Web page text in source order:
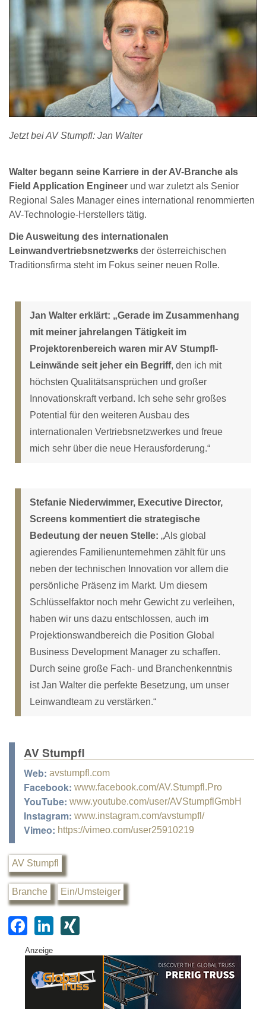
Jetzt bei AV Stumpfl: Jan Walter
Walter begann seine Karriere in der AV-Branche als
Field Application Engineer und war zuletzt als Senior
Regional Sales Manager eines international renommierten
AV-Technologie-Herstellers tätig.
Die Ausweitung des internationalen
Leinwandvertriebsnetzwerks der österreichischen
Traditionsfirma steht im Fokus seiner neuen Rolle.
Jan Walter erklärt: „Gerade im Zusammenhang
mit meiner jahrelangen Tätigkeit im
Projektorenbereich waren mir AV Stumpfl-
Leinwände seit jeher ein Begriff, den ich mit
höchsten Qualitätsansprüchen und großer
Innovationskraft verband. Ich sehe sehr großes
Potential für den weiteren Ausbau des
internationalen Vertriebsnetzwerkes und freue
mich sehr über die neue Herausforderung.“
Stefanie Niederwimmer, Executive Director,
Screens kommentiert die strategische
Bedeutung der neuen Stelle: „Als global
agierendes Familienunternehmen zählt für uns
neben der technischen Innovation vor allem die
persönliche Präsenz im Markt. Um diesem
Schlüsselfaktor noch mehr Gewicht zu verleihen,
haben wir uns dazu entschlossen, auch im
Projektionswandbereich die Position Global
Business Development Manager zu schaffen.
Durch seine große Fach- und Branchenkenntnis
ist Jan Walter die perfekte Besetzung, um unser
Leinwandteam zu verstärken.“
AV Stumpfl
Web: avstumpfl.com
Facebook: www.facebook.com/AV.Stumpfl.Pro
YouTube: www.youtube.com/user/AVStumpflGmbH
Instagram: www.instagram.com/avstumpfl/
Vimeo: https://vimeo.com/user25910219
AV Stumpfl
Branche Ein/Umsteiger
F
a
c
e
Li
k
e
G
Anzeige